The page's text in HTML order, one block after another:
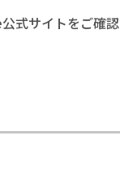
式サイトをご確認